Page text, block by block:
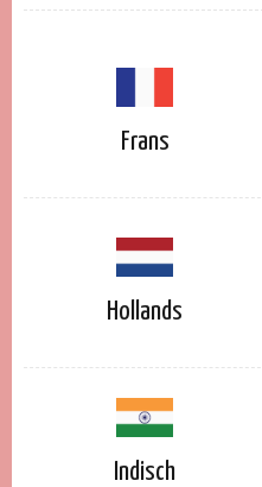
Frans
Hollands
Indisch